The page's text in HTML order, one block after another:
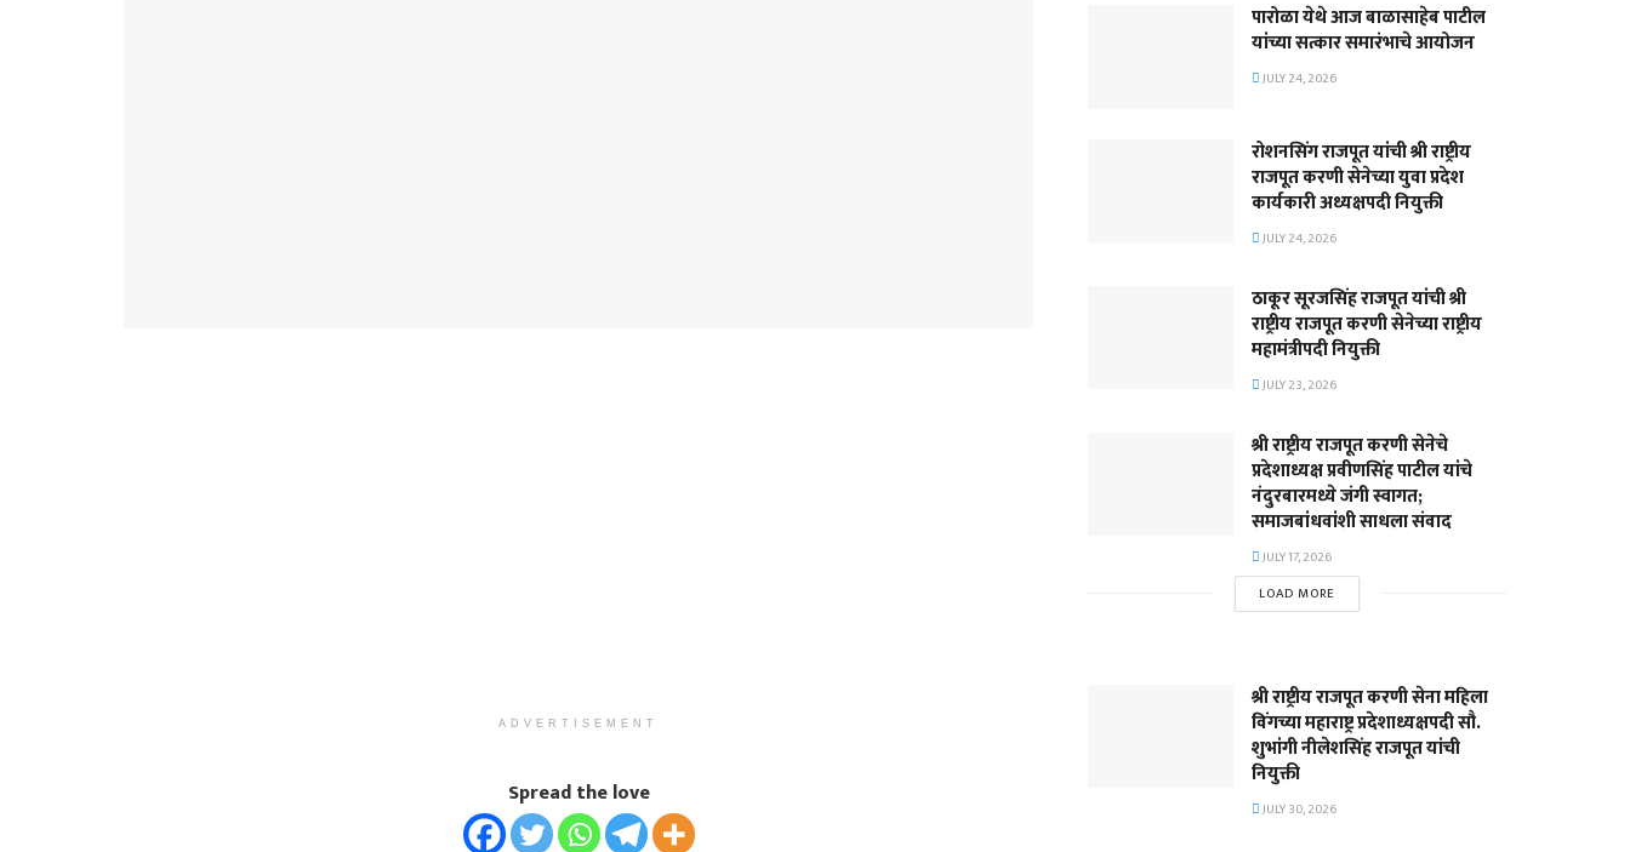
ADVERTISEMENT
Spread the love
पारोळा येथे आज बाळासाहेब पाटील
यांच्या सत्कार समारंभाचे आयोजन
JULY 24, 2026
रोशनसिंग राजपूत यांची श्री राष्ट्रीय
राजपूत करणी सेनेच्या युवा प्रदेश
कार्यकारी अध्यक्षपदी नियुक्ती
JULY 24, 2026
ठाकूर सूरजसिंह राजपूत यांची श्री
राष्ट्रीय राजपूत करणी सेनेच्या राष्ट्रीय
महामंत्रीपदी नियुक्ती
JULY 23, 2026
श्री राष्ट्रीय राजपूत करणी सेनेचे
प्रदेशाध्यक्ष प्रवीणसिंह पाटील यांचे
नंदुरबारमध्ये जंगी स्वागत;
समाजबांधवांशी साधला संवाद
JULY 17, 2026
LOAD MORE
श्री राष्ट्रीय राजपूत करणी सेना महिला
विंगच्या महाराष्ट्र प्रदेशाध्यक्षपदी सौ.
शुभांगी नीलेशसिंह राजपूत यांची
नियुक्ती
JULY 30, 2026